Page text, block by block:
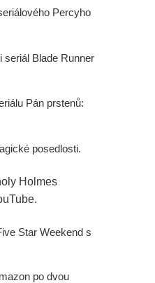
Percyho
seriál Blade Runner
Pán prstenů:
posedlosti.
Holmes
Star Weekend s
po dvou